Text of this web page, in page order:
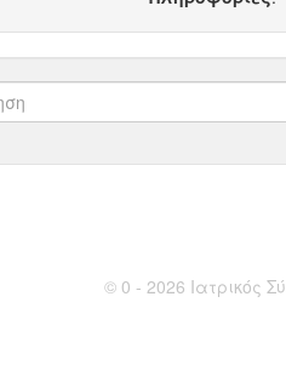
© 0 - 2026 Ιατρικός